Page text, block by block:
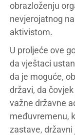
obrazloženju
nevjerojatnog
aktivistom.
U proljeće ove
da vještaci
da je moguće,
državi, da
važne državne
međuvremenu,
zastave,